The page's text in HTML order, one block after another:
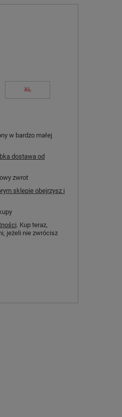
XL
w bardzo małej
dostawa od
zwrot
sklepie obejrzysz i
. Kup teraz,
jeżeli nie zwrócisz